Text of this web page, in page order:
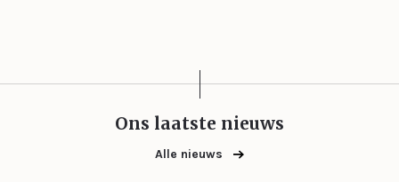
Ons laatste nieuws
Alle nieuws